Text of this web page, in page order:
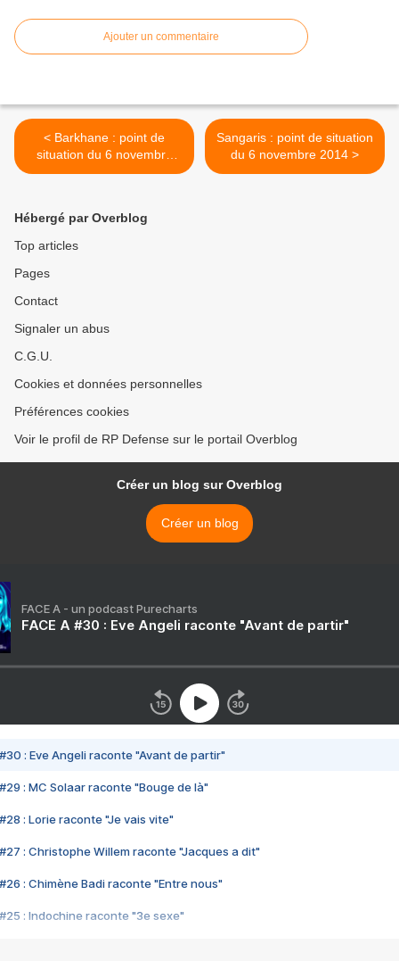
Ajouter un commentaire
< Barkhane : point de
situation du 6 novembre
2014
Sangaris : point de situation
du 6 novembre 2014 >
Hébergé par Overblog
Top articles
Pages
Contact
Signaler un abus
C.G.U.
Cookies et données personnelles
Préférences cookies
Voir le profil de RP Defense sur le portail Overblog
Créer un blog sur Overblog
Créer un blog
FACE A - un podcast Purecharts
FACE A #30 : Eve Angeli raconte "Avant de partir"
#30 : Eve Angeli raconte "Avant de partir"
#29 : MC Solaar raconte "Bouge de là"
#28 : Lorie raconte "Je vais vite"
#27 : Christophe Willem raconte "Jacques a dit"
#26 : Chimène Badi raconte "Entre nous"
#25 : Indochine raconte "3e sexe"